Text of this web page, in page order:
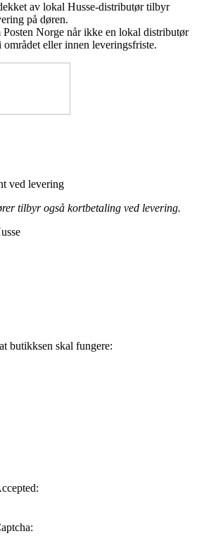
av lokal Husse-distributør tilbyr
på døren.
Posten Norge når ikke en lokal distributør
området eller innen leveringsfriste.
ved levering
tilbyr også kortbetaling ved levering.
butikksen skal fungere: